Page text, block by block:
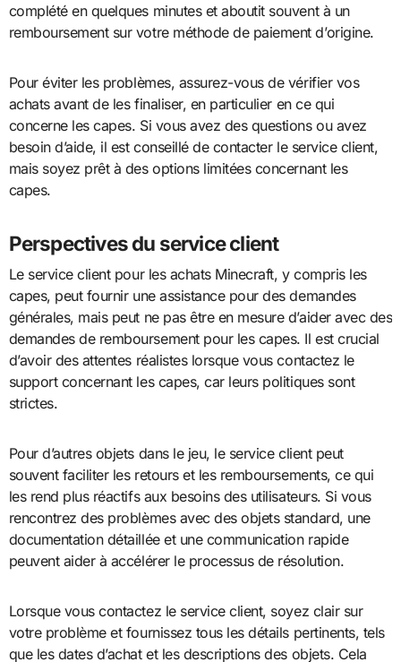
complété en quelques minutes et aboutit souvent à un
remboursement sur votre méthode de paiement d’origine.
Pour éviter les problèmes, assurez-vous de vérifier vos
achats avant de les finaliser, en particulier en ce qui
concerne les capes. Si vous avez des questions ou avez
besoin d’aide, il est conseillé de contacter le service client,
mais soyez prêt à des options limitées concernant les
capes.
Perspectives du service client
Le service client pour les achats Minecraft, y compris les
capes, peut fournir une assistance pour des demandes
générales, mais peut ne pas être en mesure d’aider avec des
demandes de remboursement pour les capes. Il est crucial
d’avoir des attentes réalistes lorsque vous contactez le
support concernant les capes, car leurs politiques sont
strictes.
Pour d’autres objets dans le jeu, le service client peut
souvent faciliter les retours et les remboursements, ce qui
les rend plus réactifs aux besoins des utilisateurs. Si vous
rencontrez des problèmes avec des objets standard, une
documentation détaillée et une communication rapide
peuvent aider à accélérer le processus de résolution.
Lorsque vous contactez le service client, soyez clair sur
votre problème et fournissez tous les détails pertinents, tels
que les dates d’achat et les descriptions des objets. Cela